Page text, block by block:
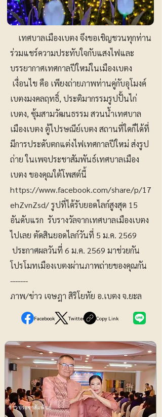
เทศบาลเมืองเบตง จึงขอเชิญชวนทุกท่าน
ร่วมแชร์ความประทับใจกับแสงไฟและ
บรรยากาศเทศกาลปีใหม่ในเมืองเบตง
เงื่อนไข คือ เพียงถ่ายภาพท่านคู่กับอุโมงค์
เบตงมงคลฤทธิ์, ประติมากรรมรูปปั้นไก่
เบตง, ซุ้มสามวัฒนธรรม สวนน้ำเทศบาล
เมืองเบตง ตู้ไปรษณีย์เบตง สถานที่ใดก็ได้ที่
มีการประดับตกแต่งไฟเทศกาลปีใหม่ ส่งรูป
ถ่าย ในเพจประชาสัมพันธ์เทศบาลเมือง
เบตง ของคุณใต้โพสต์นี้
https://www.facebook.com/share/p/17
ehZvnZsd/รูปที่ได้รับยอดไลก์สูงสุด 15
อันดับแรก รับรางวัลจากเทศบาลเมืองเบตง
ไปเลย ตัดสินยอดไลก์วันที่ 5 ม.ค. 2569
ประกาศผลวันที่ 6 ม.ค. 2569 มาช่วยกัน
โปรโมทเมืองเบตงผ่านภาพถ่ายของคุณกัน
-------
ภาพ/ข่าว เจษฎา สิริโยทัย อ.เบตง จ.ยะล
Facebook Twitter Copy Link
ข่าวประชาสัมพันธ์